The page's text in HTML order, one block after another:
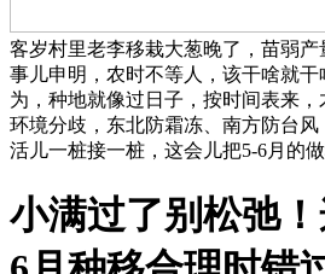
客岁村里老李移栽大葱晚了，苗弱
事儿申明，农时不等人，该干啥就
为，种地就像过日子，按时间表来
环境分歧，东北防霜冻、南方防台
活儿一桩接一桩，这会儿把5-6月的做
小满过了别松弛